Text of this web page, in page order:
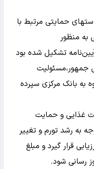
حمایتی مرتبط با
به منظور
تشکیل شده بود
جمهور،مسئولیت
به بانک مرکزی سپرده
امنیت غذایی و حمایت
به رشد تورم و تغییر
قرار گیرد و مبلغ
رسانی شود.